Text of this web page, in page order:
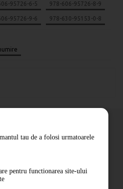
95726-6-5 978-606-95726-8-9
95726-9-6 978-630-95153-0-8
tau de a folosi urmatoarele
pentru functionarea site-ului